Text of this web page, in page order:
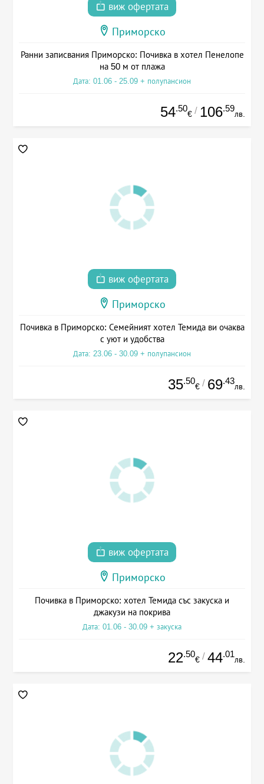
виж офертата
Приморско
Ранни записвания Приморско: Почивка в хотел Пенелопе
на 50 м от плажа
Дата: 01.06 - 25.09 + полупансион
54.50
€ / 106.59
лв.
виж офертата
Приморско
Почивка в Приморско: Семейният хотел Темида ви очаква
с уют и удобства
Дата: 23.06 - 30.09 + полупансион
35.50
€ / 69.43
лв.
виж офертата
Приморско
Почивка в Приморско: хотел Темида със закуска и
джакузи на покрива
Дата: 01.06 - 30.09 + закуска
22.50
€ / 44.01
лв.